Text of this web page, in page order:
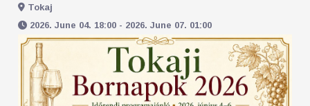
Tokaj
2026. June 04. 18:00 - 2026. June 07. 01:00